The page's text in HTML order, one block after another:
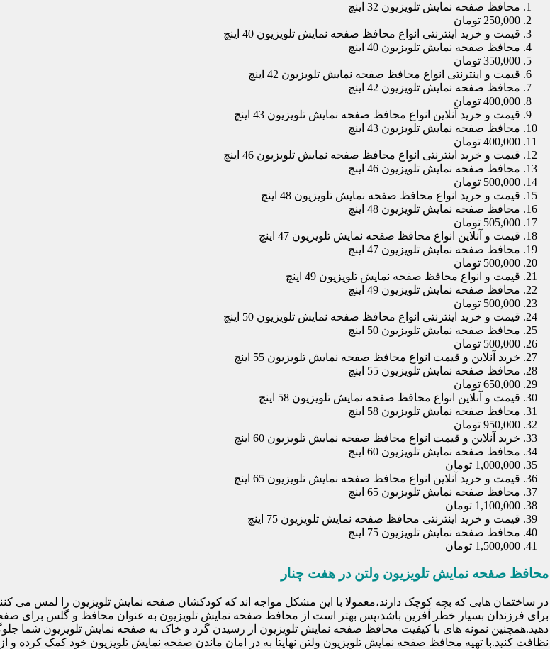
محافظ صفحه نمایش تلویزیون 32 اینچ
250,000 تومان
قیمت و خرید اینترنتی انواع محافظ صفحه نمایش تلویزیون 40 اینچ
محافظ صفحه نمایش تلویزیون 40 اینچ
350,000 تومان
قیمت و اینترنتی انواع محافظ صفحه نمایش تلویزیون 42 اینچ
محافظ صفحه نمایش تلویزیون 42 اینچ
400,000 تومان
قیمت و خرید آنلاین انواع محافظ صفحه نمایش تلویزیون 43 اینچ
محافظ صفحه نمایش تلویزیون 43 اینچ
400,000 تومان
قیمت و خرید اینترنتی انواع محافظ صفحه نمایش تلویزیون 46 اینچ
محافظ صفحه نمایش تلویزیون 46 اینچ
500,000 تومان
قیمت و خرید انواع محافظ صفحه نمایش تلویزیون 48 اینچ
محافظ صفحه نمایش تلویزیون 48 اینچ
505,000 تومان
قیمت و آنلاین انواع محافظ صفحه نمایش تلویزیون 47 اینچ
محافظ صفحه نمایش تلویزیون 47 اینچ
500,000 تومان
قیمت و انواع محافظ صفحه نمایش تلویزیون 49 اینچ
محافظ صفحه نمایش تلویزیون 49 اینچ
500,000 تومان
قیمت و خرید اینترنتی انواع محافظ صفحه نمایش تلویزیون 50 اینچ
محافظ صفحه نمایش تلویزیون 50 اینچ
500,000 تومان
خرید آنلاین و قیمت انواع محافظ صفحه نمایش تلویزیون 55 اینچ
محافظ صفحه نمایش تلویزیون 55 اینچ
650,000 تومان
قیمت و آنلاین انواع محافظ صفحه نمایش تلویزیون 58 اینچ
محافظ صفحه نمایش تلویزیون 58 اینچ
950,000 تومان
خرید آنلاین و قیمت انواع محافظ صفحه نمایش تلویزیون 60 اینچ
محافظ صفحه نمایش تلویزیون 60 اینچ
1,000,000 تومان
قیمت و خرید آنلاین انواع محافظ صفحه نمایش تلویزیون 65 اینچ
محافظ صفحه نمایش تلویزیون 65 اینچ
1,100,000 تومان
قیمت و خرید اینترنتی محافظ صفحه نمایش تلویزیون 75 اینچ
محافظ صفحه نمایش تلویزیون 75 اینچ
1,500,000 تومان
محافظ صفحه نمایش تلویزیون ولتن در هفت چنار
در ساختمان هایی که بچه کوچک دارند،معمولا با این مشکل مواجه اند که کودکشان صفحه نمایش تلویزیون را لمس می
برای فرزندان بسیار خطر آفرین باشد،پس بهتر است از محافظ صفحه نمایش تلویزیون به عنوان محافظ و گلس برای
دهید.همچنین نمونه های با کیفیت محافظ صفحه نمایش تلویزیون از رسیدن گرد و خاک به صفحه نمایش تلویزیون شما
نظافت کنید.با تهیه محافظ صفحه نمایش تلویزیون ولتن نهایتا به در امان ماندن صفحه نمایش تلویزیون خود کمک کرده